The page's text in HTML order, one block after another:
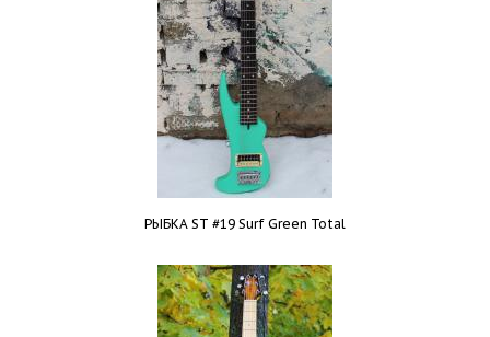
РЫБКА ST #19 Surf Green Total